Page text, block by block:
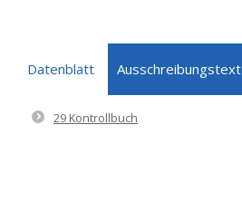
Datenblatt Ausschreibungstext
29 Kontrollbuch